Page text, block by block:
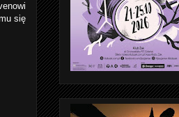
się